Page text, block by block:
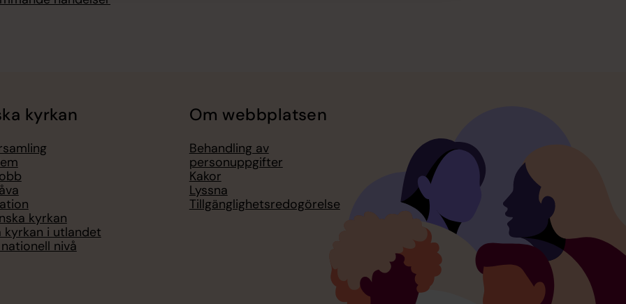
kyrkan
kyrkan
kyrkan i utlandet
nivå
Om webbplatsen
Behandling av
personuppgifter
Kakor
Lyssna
Tillgänglighetsredogörelse